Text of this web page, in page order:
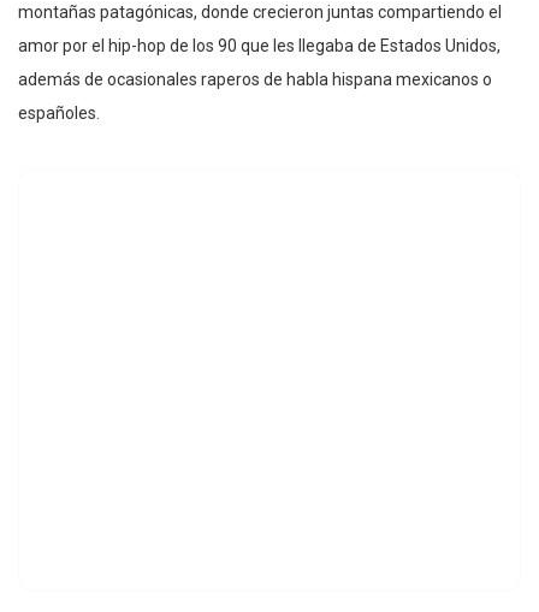
montañas patagónicas, donde crecieron juntas compartiendo el
amor por el hip-hop de los 90 que les llegaba de Estados Unidos,
además de ocasionales raperos de habla hispana mexicanos o
españoles.